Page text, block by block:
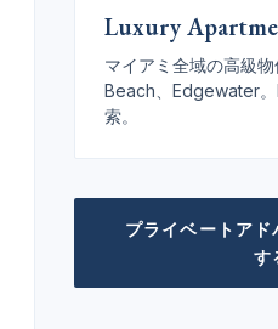
Luxury
マイアミ全域の高級物
Beach、Edgewater
索。
プライベートア
す